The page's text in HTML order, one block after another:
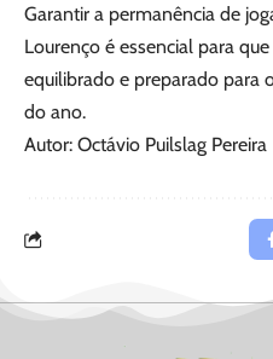
Garantir a permanência de
Lourenço é essencial para
equilibrado e preparado para
do ano.
Autor: Octávio Puilslag Pereira